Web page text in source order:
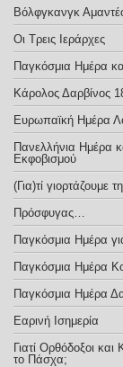
Βόλφγκανγκ
Οι Τρεις Ιεράρχες
Παγκόσμια Ημέρα
Κάρολος Δαρβίνος
Ευρωπαϊκή Ημέρα
Πανελλήνια Ημέρα
Εκφοβισμού
(Για)τί γιορτάζουμε
Πρόσφυγας…
Παγκόσμια Ημέρα
Παγκόσμια Ημέρα
Παγκόσμια Ημέρα
Εαρινή Ισημερία
Γιατί Ορθόδοξοι και
το Πάσχα;